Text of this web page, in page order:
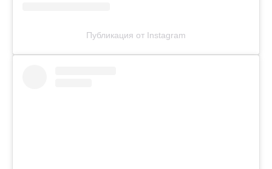
Публикация от Instagram